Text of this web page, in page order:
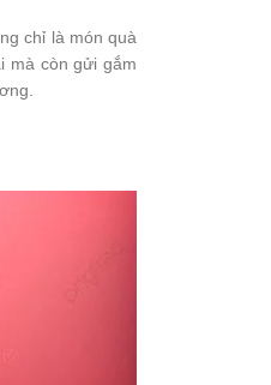
chỉ là món quà
mà còn gửi gắm